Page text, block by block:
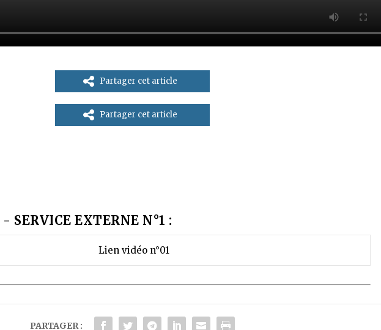
Partager cet article
Partager cet article
SERVICE EXTERNE N°1 :
Lien vidéo n°01
PARTAGER :